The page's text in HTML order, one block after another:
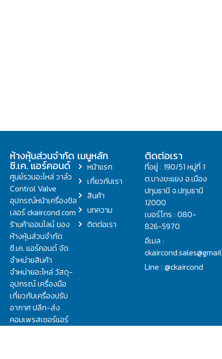
ห้างหุ้นส่วนจำกัด
ซี.เค. แอร์คอนด์
ศูนย์รวมอะไหล่ วาล์ว
Control Valve
อุปกรณ์หน้าเครื่องชิล
เลอร์ ckaircond.com
ร้านค้าออนไลน์ ของ
ห้างหุ้นส่วนจำกัด
ซี.เค. แอร์คอนด์ จัด
จำหน่ายสินค้า
จำหน่ายอะไหล่ วัสดุ-
อุปกรณ์ เครื่องมือ
เกี่ยวกับเครื่องปรับ
อากาศ ปลีก-ส่ง
คอมเพรสเซอร์แอร์
เมนูหลัก
หน้าแรก
เกี่ยวกับเรา
สินค้า
บทความ
ติดต่อเรา
ติดต่อเรา
ที่อยู่ : 190/51 หมู่ที่ 1
ต.บางขะแยง อ.เมือง
ปทุมธานี จ.ปทุมธานี
12000
เบอร์โทร : 080-
826-5970
อีเมล :
Line : @ckaircond